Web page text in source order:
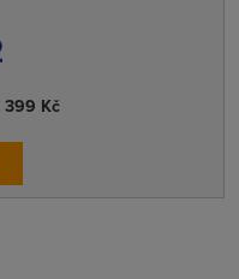
399 Kč